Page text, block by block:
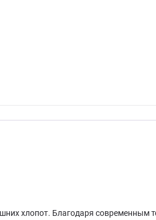
хлопот. Благодаря